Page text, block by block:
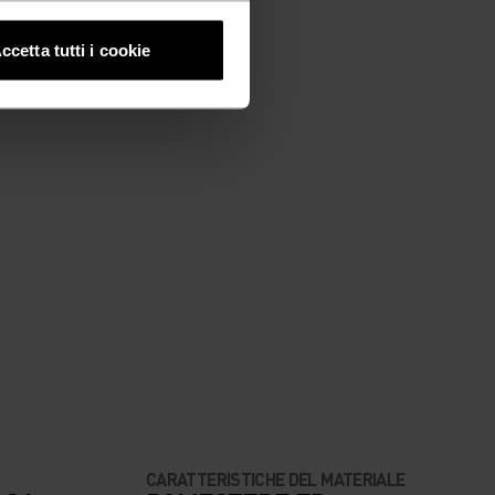
tutti i cookie
CARATTERISTICHE DEL MATERIALE